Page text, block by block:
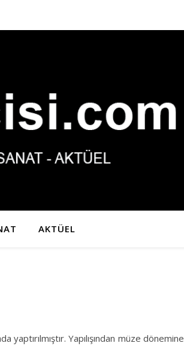
AKTÜEL
Yapılışından müze dönemine